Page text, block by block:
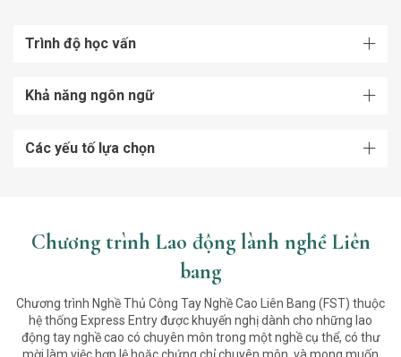
Trình độ học vấn
Khả năng ngôn ngữ
Các yếu tố lựa chọn
Chương trình Lao động lành nghề Liên
bang
Chương trình Nghề Thủ Công Tay Nghề Cao Liên Bang (FST) thuộc
hệ thống Express Entry được khuyến nghị dành cho những lao
động tay nghề cao có chuyên môn trong một nghề cụ thể, có thư
mời làm việc hợp lệ hoặc chứng chỉ chuyên môn, và mong muốn